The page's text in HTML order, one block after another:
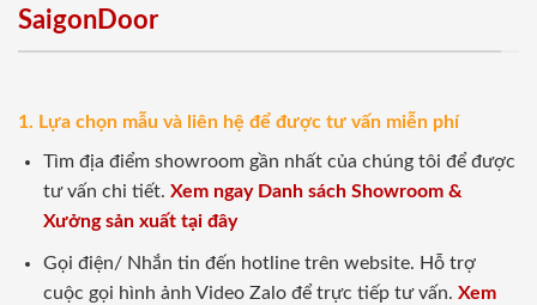
SaigonDoor
1. Lựa chọn mẫu và liên hệ để được tư vấn miễn phí
Tìm địa điểm showroom gần nhất của chúng tôi để được
tư vấn chi tiết. Xem ngay Danh sách Showroom &
Xưởng sản xuất tại đây
Gọi điện/ Nhắn tin đến hotline trên website. Hỗ trợ
cuộc gọi hình ảnh Video Zalo để trực tiếp tư vấn. Xem